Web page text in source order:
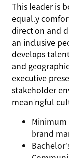
This leader is
equally
direction and
an inclusive
develops
and
executive
stakeholder
meaningful
Minimum
brand